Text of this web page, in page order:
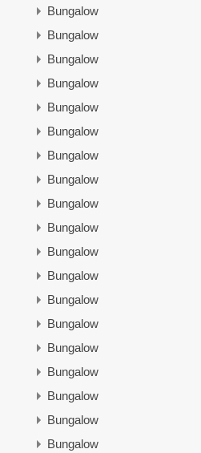
Bungalow
Bungalow
Bungalow
Bungalow
Bungalow
Bungalow
Bungalow
Bungalow
Bungalow
Bungalow
Bungalow
Bungalow
Bungalow
Bungalow
Bungalow
Bungalow
Bungalow
Bungalow
Bungalow